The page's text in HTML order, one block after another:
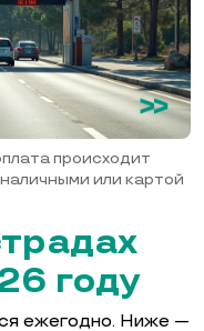
происходит
или картой
году
ежегодно. Ниже —